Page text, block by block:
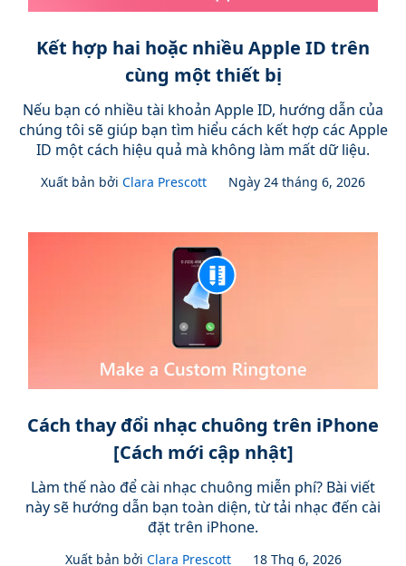
Kết hợp hai hoặc nhiều Apple ID trên
cùng một thiết bị
Nếu bạn có nhiều tài khoản Apple ID, hướng dẫn của
chúng tôi sẽ giúp bạn tìm hiểu cách kết hợp các Apple
ID một cách hiệu quả mà không làm mất dữ liệu.
Xuất bản bởi Clara Prescott Ngày 24 tháng 6, 2026
Cách thay đổi nhạc chuông trên iPhone
[Cách mới cập nhật]
Làm thế nào để cài nhạc chuông miễn phí? Bài viết
này sẽ hướng dẫn bạn toàn diện, từ tải nhạc đến cài
đặt trên iPhone.
Xuất bản bởi Clara Prescott 18 Thg 6, 2026